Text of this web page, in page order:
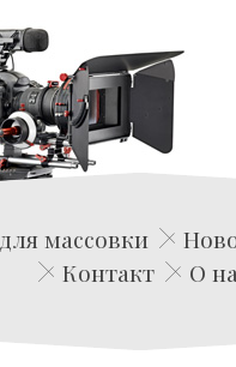
для массовки
Контакт
О